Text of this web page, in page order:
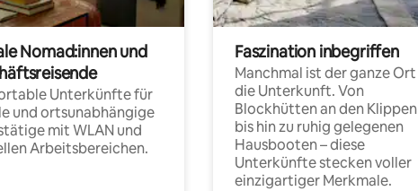
Nomad:innen und
Unterkünfte für
und ortsunabhängige
mit WLAN und
Arbeitsbereichen.
Faszination inbegriffen
Manchmal ist der ganze Ort
die Unterkunft. Von
Blockhütten an den Klippen
bis hin zu ruhig gelegenen
Hausbooten – diese
Unterkünfte stecken voller
einzigartiger Merkmale.